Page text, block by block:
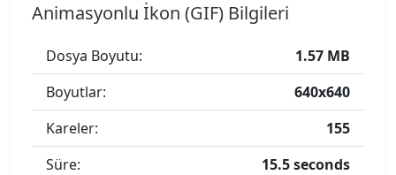
Animasyonlu İkon (GIF) Bilgileri
Dosya Boyutu:
1.57 MB
Boyutlar:
640x640
Kareler:
155
Süre:
15.5 seconds